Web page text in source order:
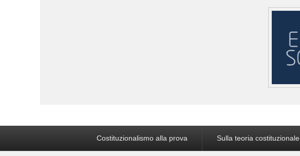
piè
Costituzionalismo alla prova Sulla teoria costituzionale